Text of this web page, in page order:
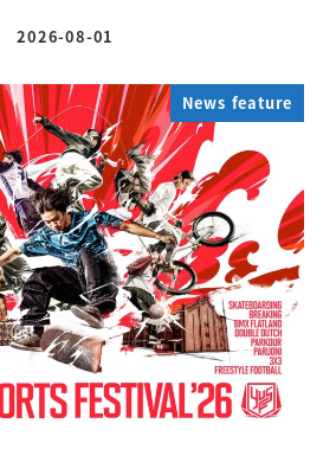
投稿日
2026-08-01
News feature